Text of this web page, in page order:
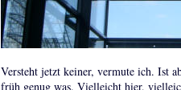
Versteht jetzt keiner, vermute ich. Ist
früh genug was. Vielleicht hier,